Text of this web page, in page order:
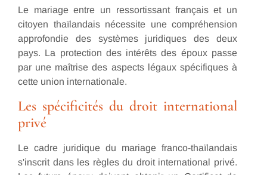
Le mariage entre un ressortissant français et un
citoyen thaïlandais nécessite une compréhension
approfondie des systèmes juridiques des deux
pays. La protection des intérêts des époux passe
par une maîtrise des aspects légaux spécifiques à
cette union internationale.
Les spécificités du droit international
privé
Le cadre juridique du mariage franco-thaïlandais
s'inscrit dans les règles du droit international privé.